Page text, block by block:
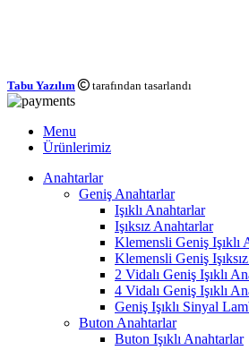
Tabu Yazılım tarafından tasarlandı
Menu
Ürünlerimiz
Anahtarlar
Geniş Anahtarlar
Işıklı Anahtarlar
Işıksız Anahtarlar
Klemensli Geniş Işıklı
Klemensli Geniş
2 Vidalı Geniş Işıklı
4 Vidalı Geniş Işıklı
Geniş Işıklı Sinyal
Buton Anahtarlar
Buton Işıklı Anahtarlar